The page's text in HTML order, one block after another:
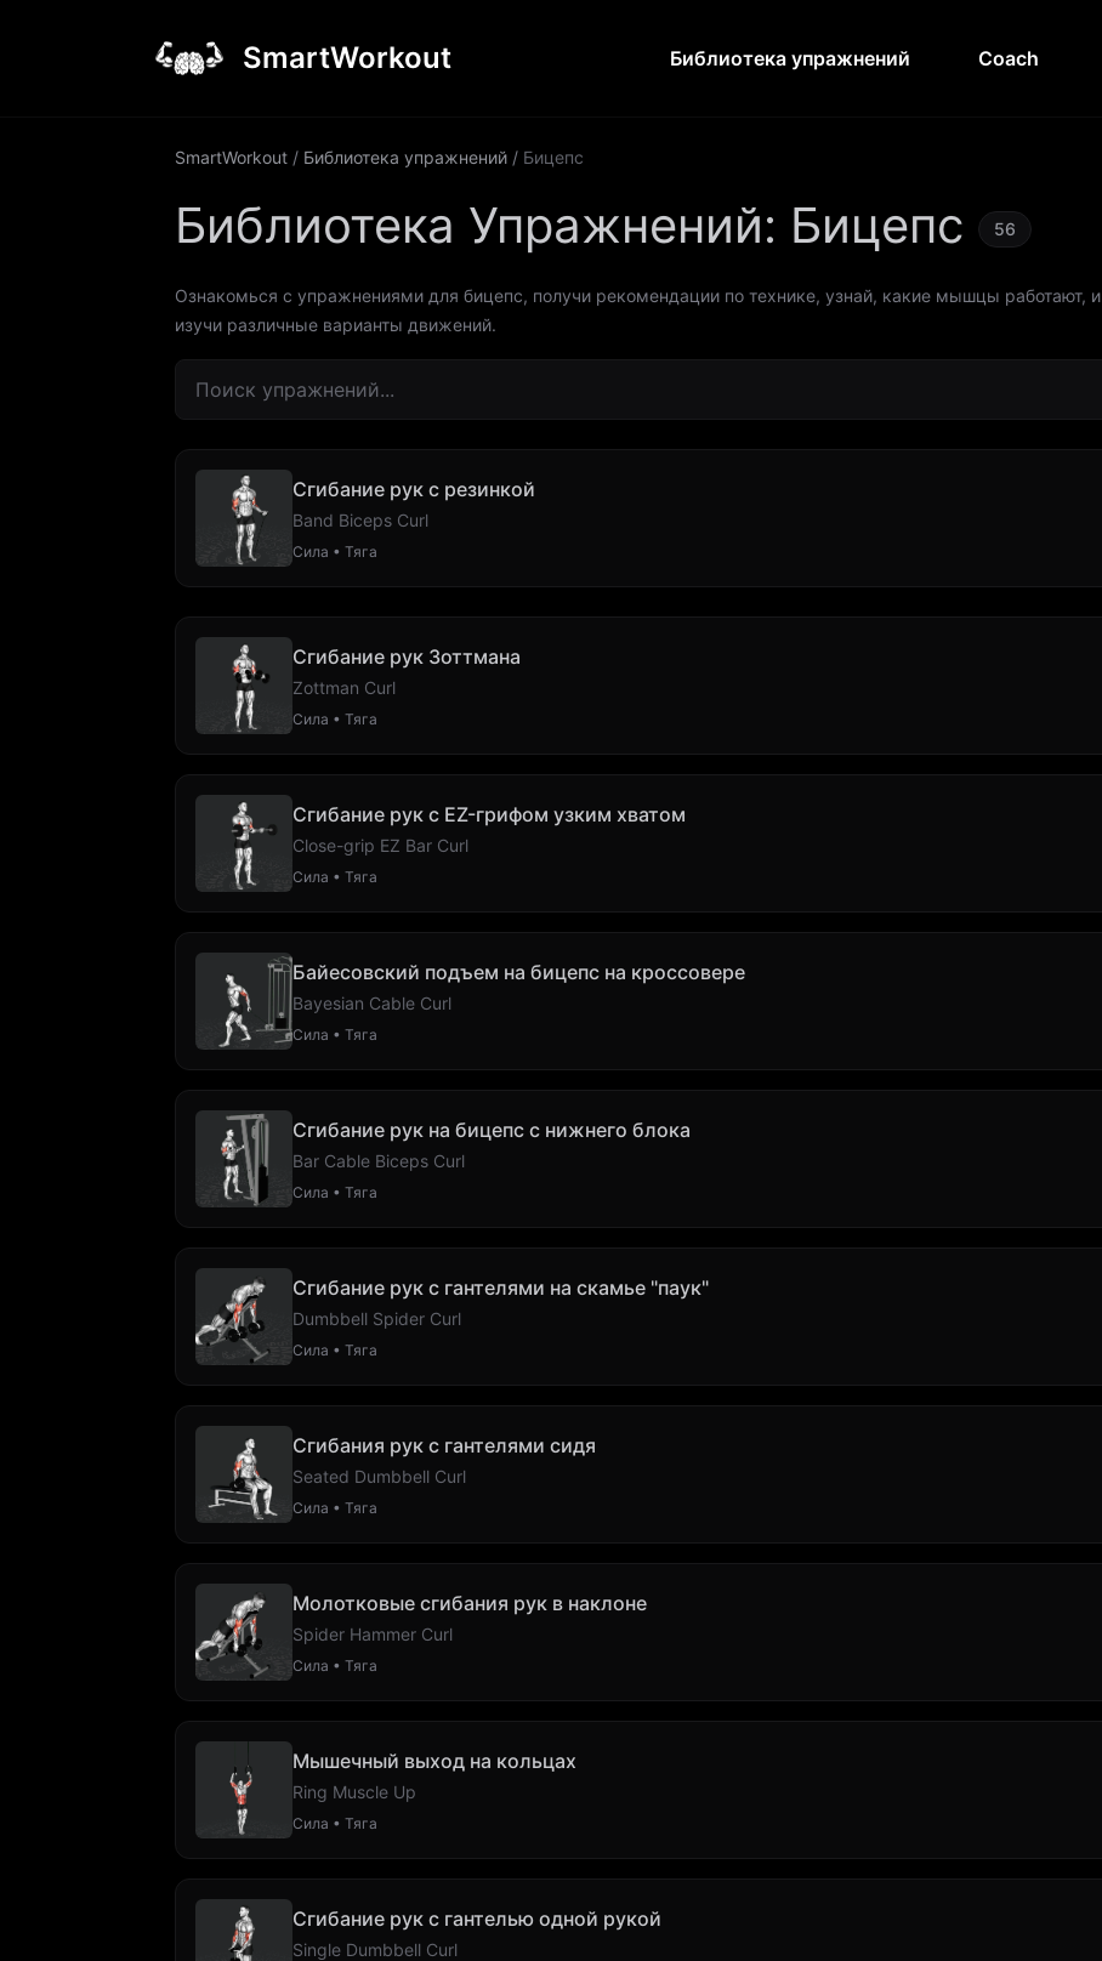
SmartWorkout Библиотека упражнений Coach
SmartWorkout / Библиотека упражнений / Бицепс
Библиотека Упражнений: Бицепс 56
Ознакомься с упражнениями для бицепс, получи рекомендации по технике, узнай, какие мышцы работают, и
изучи различные варианты движений.
Сгибание рук с резинкой
Band Biceps Curl
Сила • Тяга
Сгибание рук Зоттмана
Zottman Curl
Сила • Тяга
Сгибание рук с EZ-грифом узким хватом
Close-grip EZ Bar Curl
Сила • Тяга
Байесовский подъем на бицепс на кроссовере
Bayesian Cable Curl
Сила • Тяга
Сгибание рук на бицепс с нижнего блока
Bar Cable Biceps Curl
Сила • Тяга
Сгибание рук с гантелями на скамье "паук"
Dumbbell Spider Curl
Сила • Тяга
Сгибания рук с гантелями сидя
Seated Dumbbell Curl
Сила • Тяга
Молотковые сгибания рук в наклоне
Spider Hammer Curl
Сила • Тяга
Мышечный выход на кольцах
Ring Muscle Up
Сила • Тяга
Сгибание рук с гантелью одной рукой
Single Dumbbell Curl